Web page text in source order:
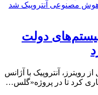
دولت
رویترز، آنتروپیک با آژانس
کرد تا در پروژه«گلس…